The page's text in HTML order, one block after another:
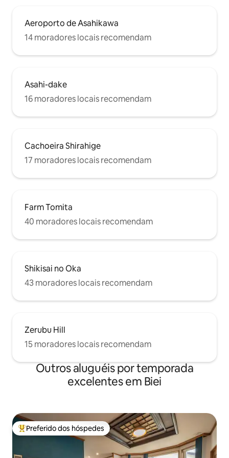
Aeroporto de Asahikawa
14 moradores locais recomendam
Asahi-dake
16 moradores locais recomendam
Cachoeira Shirahige
17 moradores locais recomendam
Farm Tomita
40 moradores locais recomendam
Shikisai no Oka
43 moradores locais recomendam
Zerubu Hill
15 moradores locais recomendam
Outros aluguéis por temporada
excelentes em Biei
Entre os melhores preferidos dos hóspedes
Preferido dos hóspedes